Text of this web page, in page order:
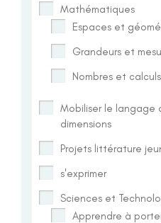
Mathématiques
Espaces et
Grandeurs et
Nombres et calculs
Mobiliser le langage
dimensions
Projets littérature
s'exprimer
Sciences et
Apprendre à